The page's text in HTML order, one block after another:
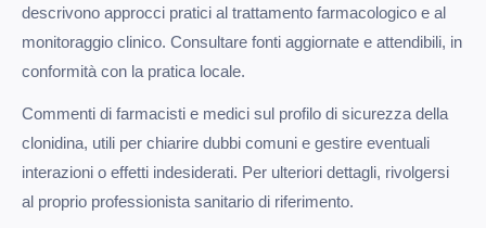
descrivono approcci pratici al trattamento farmacologico e al
monitoraggio clinico. Consultare fonti aggiornate e attendibili, in
conformità con la pratica locale.
Commenti di farmacisti e medici sul profilo di sicurezza della
clonidina, utili per chiarire dubbi comuni e gestire eventuali
interazioni o effetti indesiderati. Per ulteriori dettagli, rivolgersi
al proprio professionista sanitario di riferimento.